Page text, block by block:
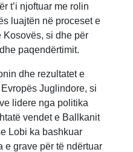
t’i njoftuar me rolin
luajtën në proceset e
Kosovës, si dhe për
paqendërtimit.
dhe rezultatet e
Juglindore, si
lidere nga politika
vendet e Ballkanit
Lobi ka bashkuar
e grave për të ndërtuar